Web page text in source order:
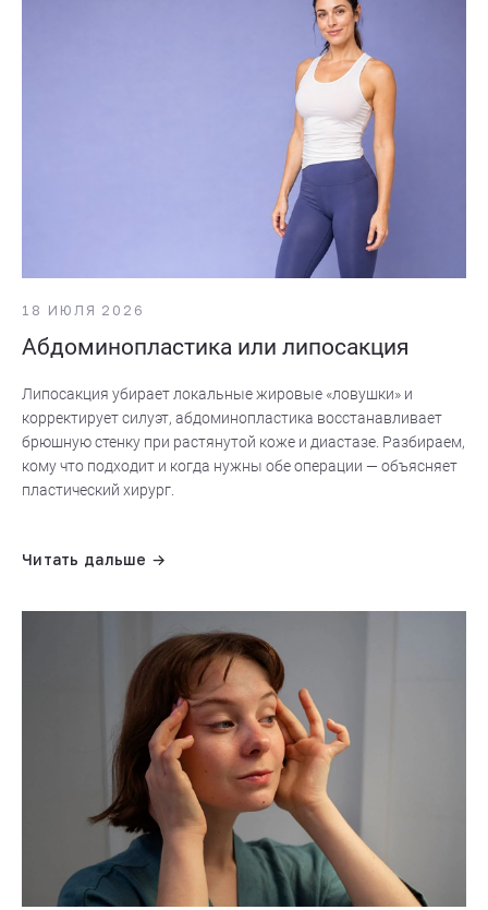
18 ИЮЛЯ 2026
Абдоминопластика или липосакция
Липосакция убирает локальные жировые «ловушки» и
корректирует силуэт, абдоминопластика восстанавливает
брюшную стенку при растянутой коже и диастазе. Разбираем,
кому что подходит и когда нужны обе операции — объясняет
пластический хирург.
Читать дальше →